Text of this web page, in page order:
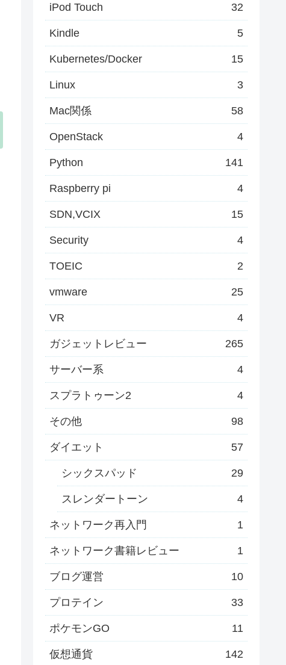
iPod Touch 32
Kindle 5
Kubernetes/Docker 15
Linux 3
Mac関係 58
OpenStack 4
Python 141
Raspberry pi 4
SDN,VCIX 15
Security 4
TOEIC 2
vmware 25
VR 4
ガジェットレビュー 265
サーバー系 4
スプラトゥーン2 4
その他 98
ダイエット 57
シックスパッド 29
スレンダートーン 4
ネットワーク再入門 1
ネットワーク書籍レビュー 1
ブログ運営 10
プロテイン 33
ポケモンGO 11
仮想通貨 142